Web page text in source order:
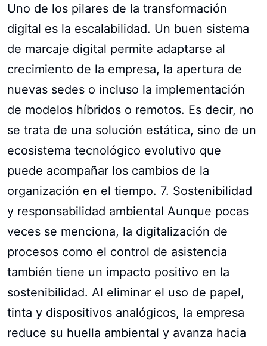
Uno de los pilares de la transformación
digital es la escalabilidad. Un buen sistema
de marcaje digital permite adaptarse al
crecimiento de la empresa, la apertura de
nuevas sedes o incluso la implementación
de modelos híbridos o remotos. Es decir, no
se trata de una solución estática, sino de un
ecosistema tecnológico evolutivo que
puede acompañar los cambios de la
organización en el tiempo. 7. Sostenibilidad
y responsabilidad ambiental Aunque pocas
veces se menciona, la digitalización de
procesos como el control de asistencia
también tiene un impacto positivo en la
sostenibilidad. Al eliminar el uso de papel,
tinta y dispositivos analógicos, la empresa
reduce su huella ambiental y avanza hacia